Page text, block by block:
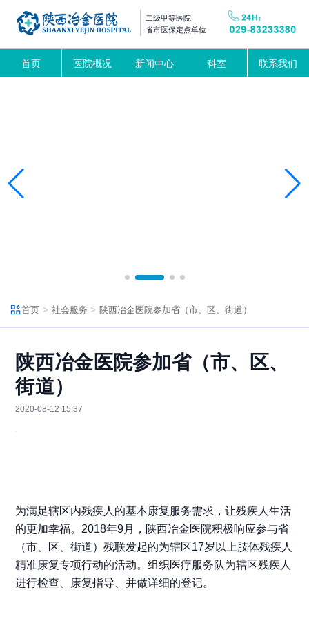
二级甲等医院
省市医保定点单位
首页 医院概况 新闻中心 科室 联系我们
首页 社会服务 陕西冶金医院参加省（市、区、街道）
陕西冶金医院参加省（市、区、
街道）
2020-08-12 15:37
为满足辖区内残疾人的基本康复服务需求，让残疾人生活
的更加幸福。2018年9月，陕西冶金医院积极响应参与省
（市、区、街道）残联发起的为辖区17岁以上肢体残疾人
精准康复专项行动的活动。组织医疗服务队为辖区残疾人
进行检查、康复指导、并做详细的登记。